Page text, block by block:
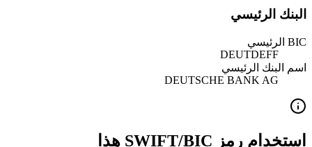
البنك الرئيسي
BIC الرئيسي
DEUTDEFF
اسم البنك الرئيسي
DEUTSCHE BANK AG
استخدام رمز SWIFT/BIC هذا